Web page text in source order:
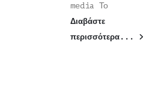
media Το
Διαβάστε
περισσότερα...